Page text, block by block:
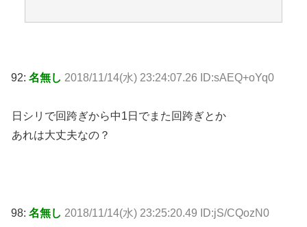
92: 名無し 2018/11/14(水) 23:24:07.26 ID:sAEQ+oYq0
日シリで回跨ぎから中1日でまた回跨ぎとか
あれは大丈夫なの？
98: 名無し 2018/11/14(水) 23:25:20.49 ID:jS/CQozN0